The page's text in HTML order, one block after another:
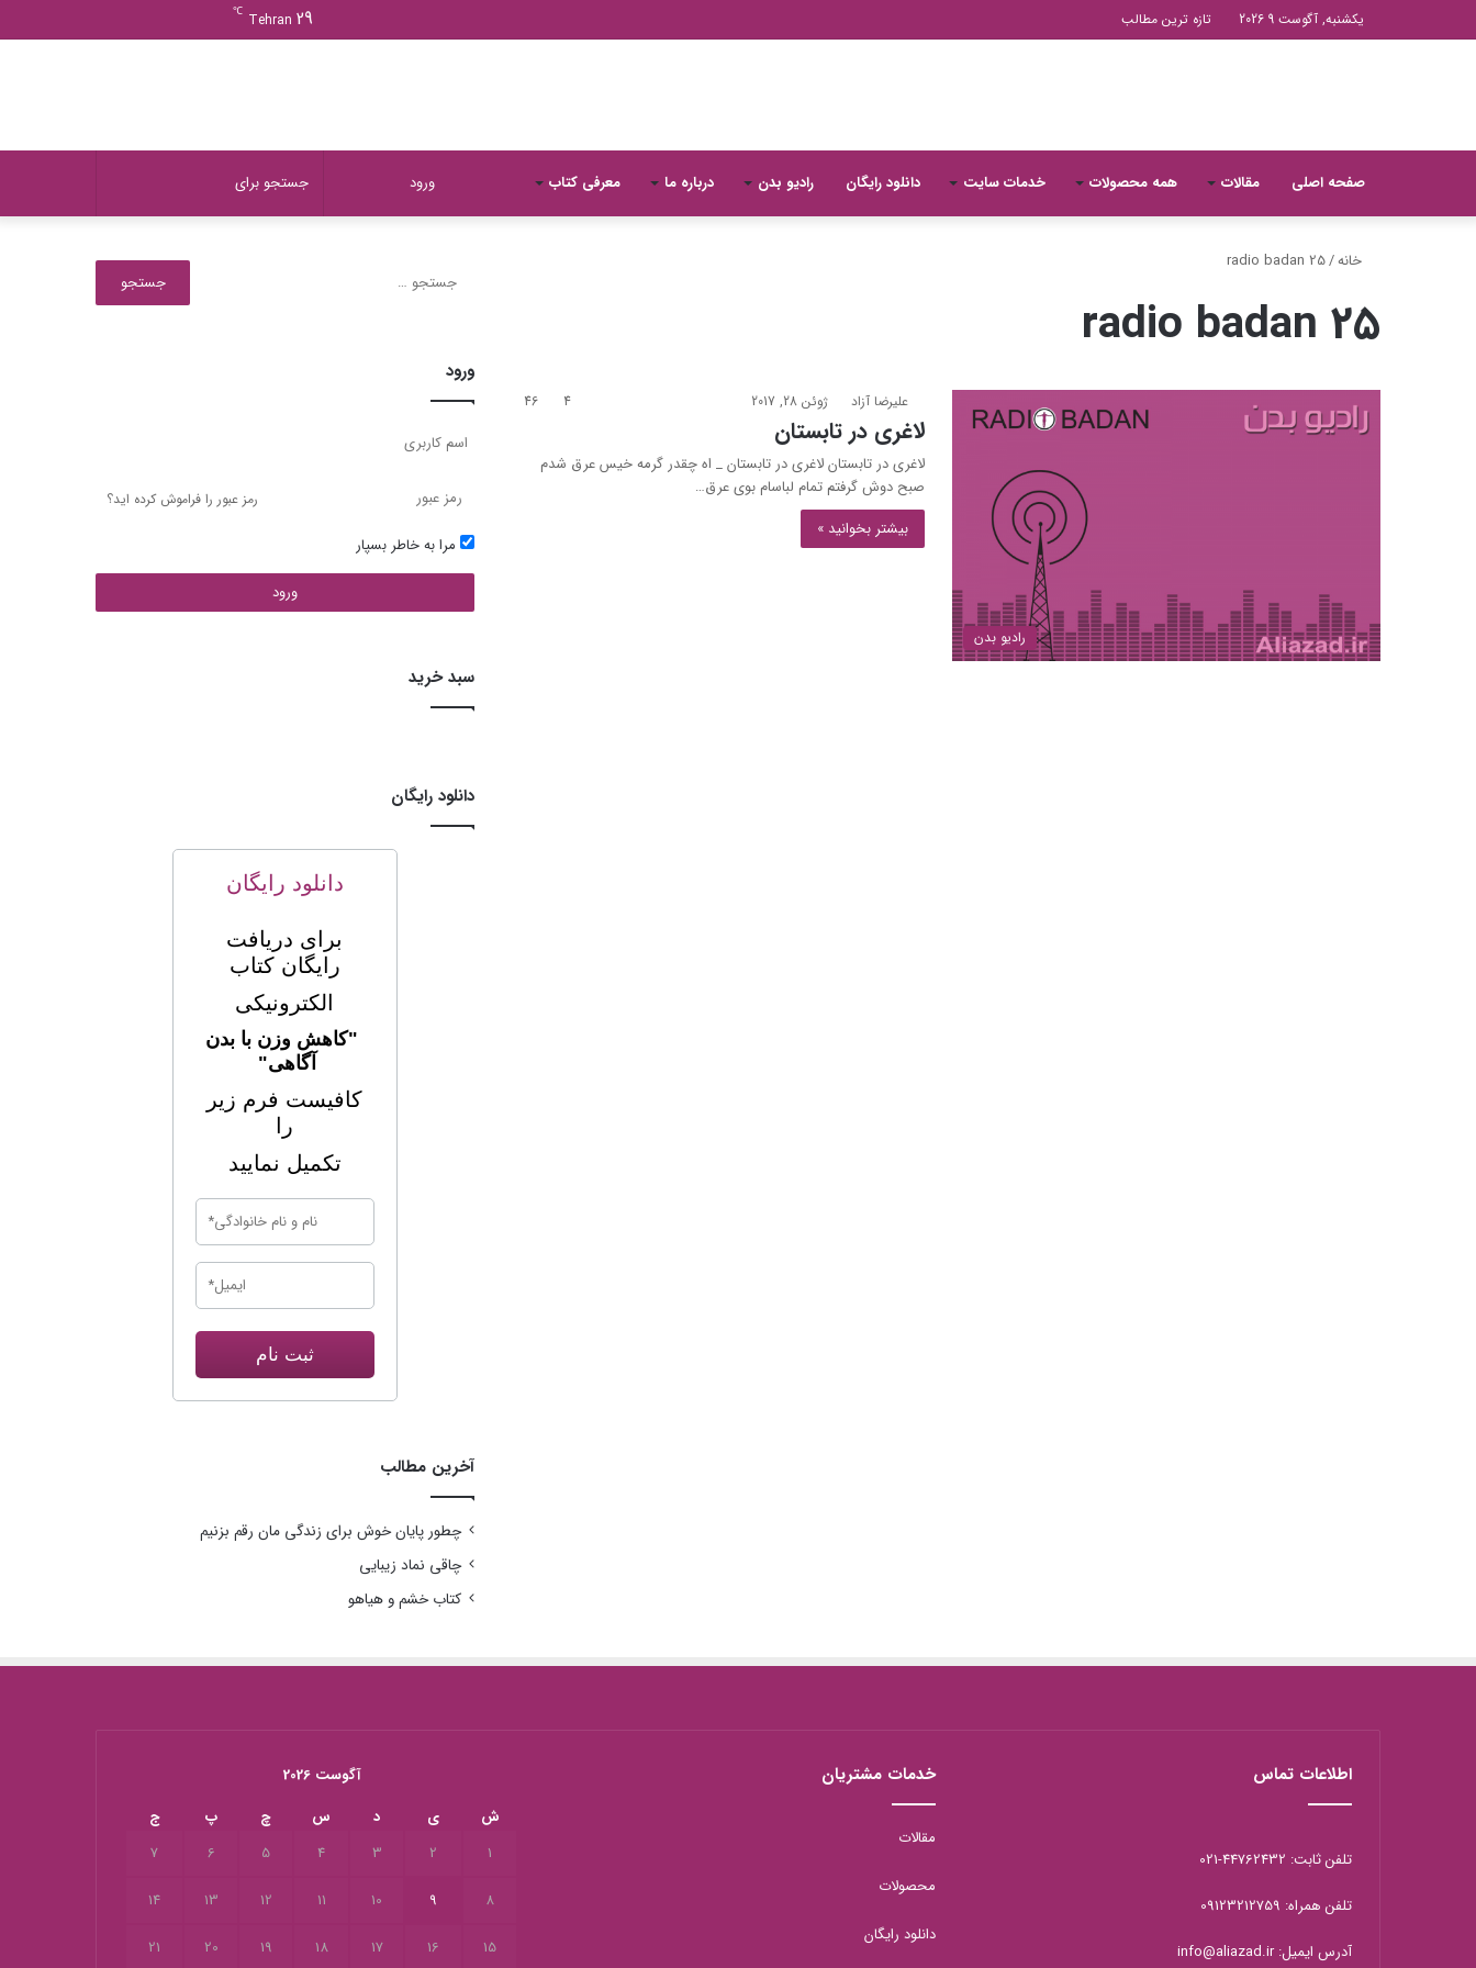
یکشنبه, آگوست 9 2026 تازه ترین مطالب Tehran 29
℃
صفحه اصلی مقالات همه محصولات خدمات سایت دانلود رایگان رادیو بدن درباره ما معرفی کتاب ورود
خانه/
radio badan 25
radio badan 25
رادیو بدن
علیرضا آزاد ژوئن 28, 2017 4
46
لاغری در تابستان
لاغری در تابستان لاغری در تابستان _ اه چقدر گرمه خیس عرق شدم
صبح دوش گرفتم تمام لباسام بوی عرق…
بیشتر بخوانید »
ورود
رمز عبور را فراموش کرده اید؟
مرا به خاطر بسپار
ورود
سبد خرید
دانلود رایگان
دانلود رایگان
برای دریافت
رایگان کتاب
الکترونیکی
"کاهش وزن با بدن
آگاهی"
کافیست فرم زیر
را
تکمیل نمایید
ثبت نام
آخرین مطالب
چطور پایان خوش برای زندگی مان رقم بزنیم
چاقی نماد زیبایی
کتاب خشم و هیاهو
اطلاعات تماس
تلفن ثابت: 44762432-021
تلفن همراه: 09123212759
آدرس ایمیل: info@aliazad.ir
خدمات مشتریان
مقالات
محصولات
دانلود رایگان
آگوست 2026
ش
ی د س چ پ
ج
1
2
3
4
5
6
7
8
9
10
11
12
13
14
15
16
17
18
19
20
21